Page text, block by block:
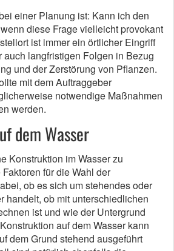
einer Planung ist: Kann ich den
diese Frage vielleicht provokant
ist immer ein örtlicher Eingriff
auch langfristigen Folgen in Bezug
und der Zerstörung von Pflanzen.
mit dem Auftraggeber
notwendige Maßnahmen
werden.
dem Wasser
Konstruktion im Wasser zu
für die Wahl der
ob es sich um stehendes oder
handelt, ob mit unterschiedlichen
ist und wie der Untergrund
auf dem Wasser kann
dem Grund stehend ausgeführt